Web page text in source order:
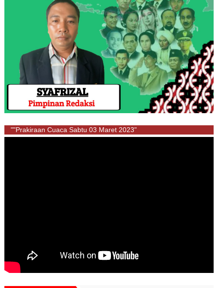
""Prakiraan Cuaca Sabtu 03 Maret 2023"